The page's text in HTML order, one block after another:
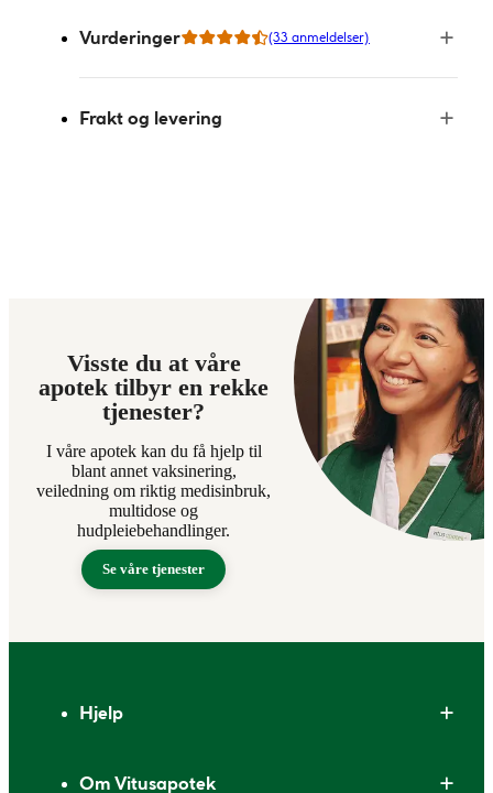
Vurderinger (33 anmeldelser)
Frakt og levering
Visste du at våre
apotek tilbyr en rekke
tjenester?
I våre apotek kan du få hjelp til
blant annet vaksinering,
veiledning om riktig medisinbruk,
multidose og
hudpleiebehandlinger.
Se våre tjenester
Hjelp
Om Vitusapotek